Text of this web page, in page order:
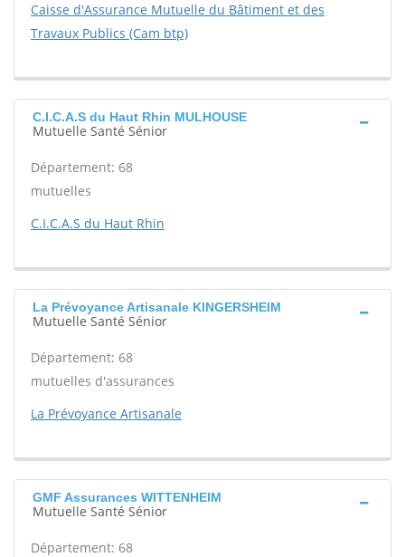
Caisse d'Assurance Mutuelle du Bâtiment et des
Travaux Publics (Cam btp)
C.I.C.A.S du Haut Rhin MULHOUSE
Mutuelle Santé Sénior
Département: 68
mutuelles
C.I.C.A.S du Haut Rhin
La Prévoyance Artisanale KINGERSHEIM
Mutuelle Santé Sénior
Département: 68
mutuelles d'assurances
La Prévoyance Artisanale
GMF Assurances WITTENHEIM
Mutuelle Santé Sénior
Département: 68